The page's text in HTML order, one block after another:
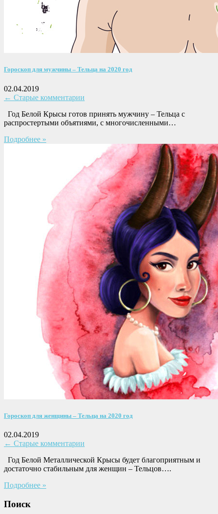
Гороскоп для мужчины – Тельца на 2020 год
02.04.2019
← Старые комментарии
Год Белой Крысы готов принять мужчину – Тельца с
распростертыми объятиями, с многочисленными…
Подробнее »
Гороскоп для женщины – Тельца на 2020 год
02.04.2019
← Старые комментарии
Год Белой Металлической Крысы будет благоприятным и
достаточно стабильным для женщин – Тельцов….
Подробнее »
Поиск